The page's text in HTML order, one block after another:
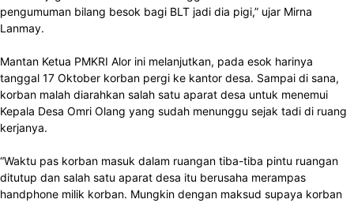
pengumuman bilang besok bagi BLT jadi dia pigi,” ujar Mirna
Lanmay.
Mantan Ketua PMKRI Alor ini melanjutkan, pada esok harinya
tanggal 17 Oktober korban pergi ke kantor desa. Sampai di sana,
korban malah diarahkan salah satu aparat desa untuk menemui
Kepala Desa Omri Olang yang sudah menunggu sejak tadi di ruang
kerjanya.
“Waktu pas korban masuk dalam ruangan tiba-tiba pintu ruangan
ditutup dan salah satu aparat desa itu berusaha merampas
handphone milik korban. Mungkin dengan maksud supaya korban